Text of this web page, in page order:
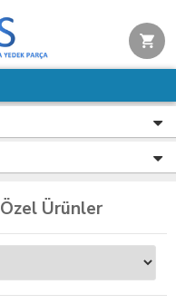
Özel Ürünler